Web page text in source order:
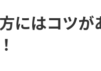
にはコツが